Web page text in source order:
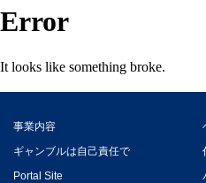
Error
It looks like something broke.
事業内容
ギャンブルは自己責任で
Portal Site